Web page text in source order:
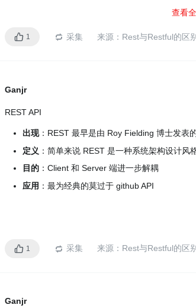
并发数：同一时间同时发送用户的数量
查看
1 采集 来源： Rest与Restful的区别
Ganjr
REST API
出现：REST 最早是由 Roy Fielding 博士发表
定义 ：简单来说 REST 是一种系统架构设计
目的 ：Client 和 Server 端进一步解耦
应用 ：最为经典的莫过于 github API
1 采集 来源： Rest与Restful的区别
Ganjr